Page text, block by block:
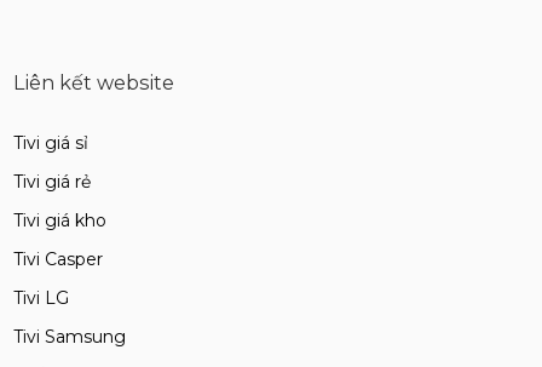
Liên kết website
Tivi giá sỉ
Tivi giá rẻ
Tivi giá kho
Tivi Casper
Tivi LG
Tivi Samsung